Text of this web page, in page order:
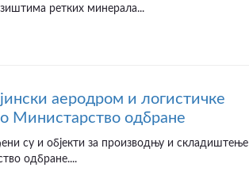
ретких минерала...
аеродром и логистичке
Министарство одбране
су и објекти за производњу и складиштење
одбране....